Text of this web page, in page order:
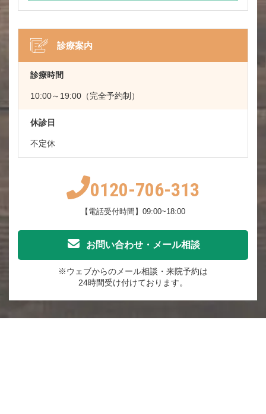
診療案内
診療時間
10:00～19:00（完全予約制）
休診日
不定休
0120-706-313
【電話受付時間】09:00~18:00
お問い合わせ・メール相談
※ウェブからのメール相談・来院予約は
24時間受け付けております。